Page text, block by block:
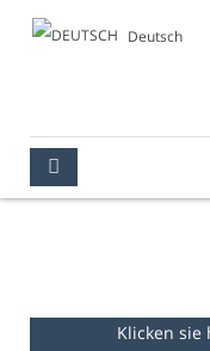
Deutsch
Klicken sie